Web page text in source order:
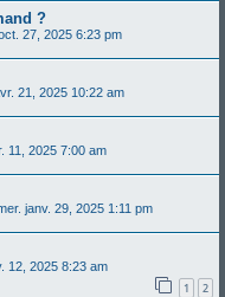
?
27, 2025 6:23 pm
21, 2025 10:22 am
11, 2025 7:00 am
janv. 29, 2025 1:11 pm
12, 2025 8:23 am
1 2